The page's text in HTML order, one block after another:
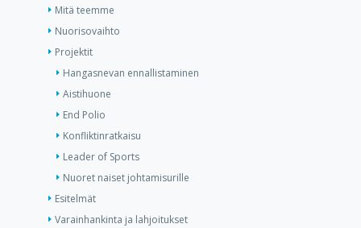
Mitä teemme
Nuorisovaihto
Projektit
Hangasnevan ennallistaminen
Aistihuone
End Polio
Konfliktinratkaisu
Leader of Sports
Nuoret naiset johtamisurille
Esitelmät
Varainhankinta ja lahjoitukset